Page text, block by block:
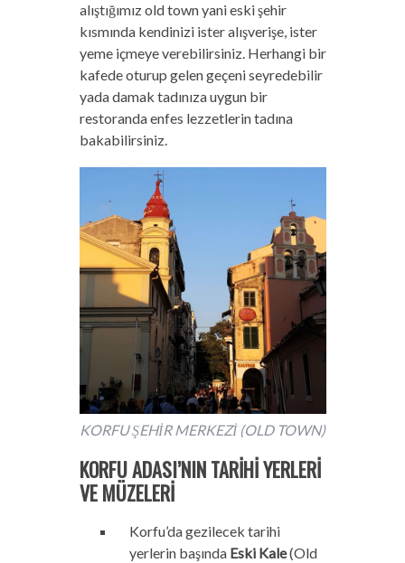
alıştığımız old town yani eski şehir
kısmında kendinizi ister alışverişe, ister
yeme içmeye verebilirsiniz. Herhangi bir
kafede oturup gelen geçeni seyredebilir
yada damak tadınıza uygun bir
restoranda enfes lezzetlerin tadına
bakabilirsiniz.
KORFU ŞEHİR MERKEZİ (OLD TOWN)
KORFU ADASI’NIN TARİHİ YERLERİ
VE MÜZELERİ
Korfu’da gezilecek tarihi
yerlerin başında Eski Kale(Old